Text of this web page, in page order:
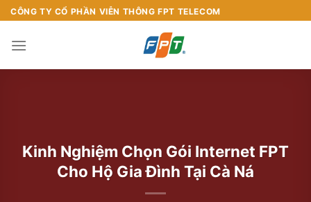
Chuyển
đến
nội
CÔNG TY CỔ PHẦN VIỄN THÔNG FPT TELECOM
Kinh Nghiệm Chọn Gói Internet FPT
Cho Hộ Gia Đình Tại Cà Ná